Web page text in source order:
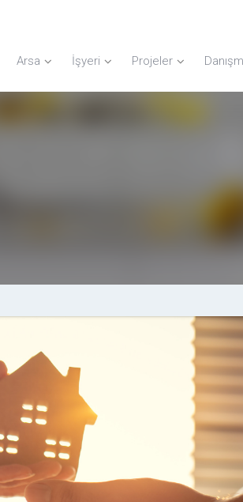
Arsa İşyeri Projeler